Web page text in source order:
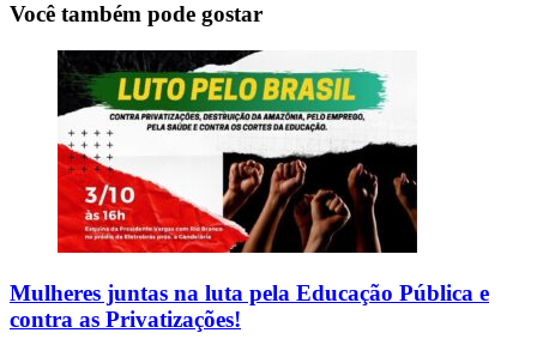
Você também pode gostar
Mulheres juntas na luta pela Educação Pública e
contra as Privatizações!